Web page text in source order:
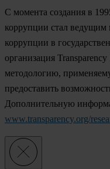
С момента создания в
коррупции стал ведущим
коррупции в
организация
методологию,
предоставить
Дополнительную
www.transparency.org/